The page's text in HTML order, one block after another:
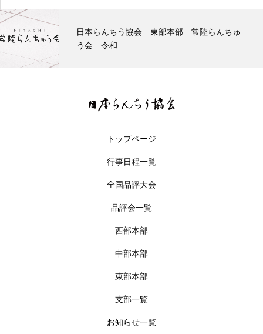
日本らんちう協会 東部本部 常陸らんちゅ
う会 令和…
トップページ
行事日程一覧
全国品評大会
品評会一覧
西部本部
中部本部
東部本部
支部一覧
お知らせ一覧